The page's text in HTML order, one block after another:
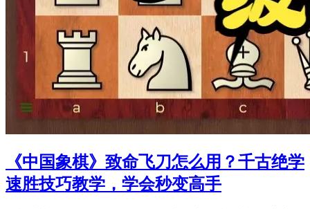
《中国象棋》致命飞刀怎么用？千古绝学
速胜技巧教学，学会秒变高手